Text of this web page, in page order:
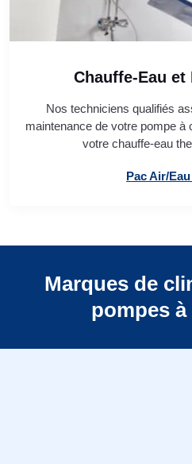
Chauffe-Eau et
Nos techniciens qualifiés
maintenance de votre pompe à
votre chauffe-eau
Pac Air/
Marques de
pompes